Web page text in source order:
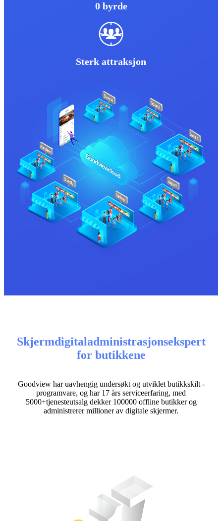
0 byrde
Sterk attraksjon
Skjermdigitaladministrasjonsekspert
for butikkene
Goodview har uavhengig undersøkt og utviklet butikkskilt -
programvare, og har 17 års serviceerfaring, med
5000+tjenesteutsalg dekker 100000 offline butikker og
administrerer millioner av digitale skjermer.